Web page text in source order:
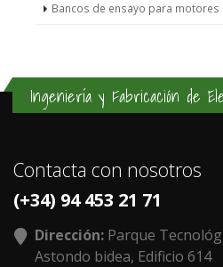
Bancos de ensayo para motores
Ingeniería y Fabricación de
Contacta con nosotros
(+34) 94 453 21 71
Dirección: Parque
Astondo bidea, Edificio 614